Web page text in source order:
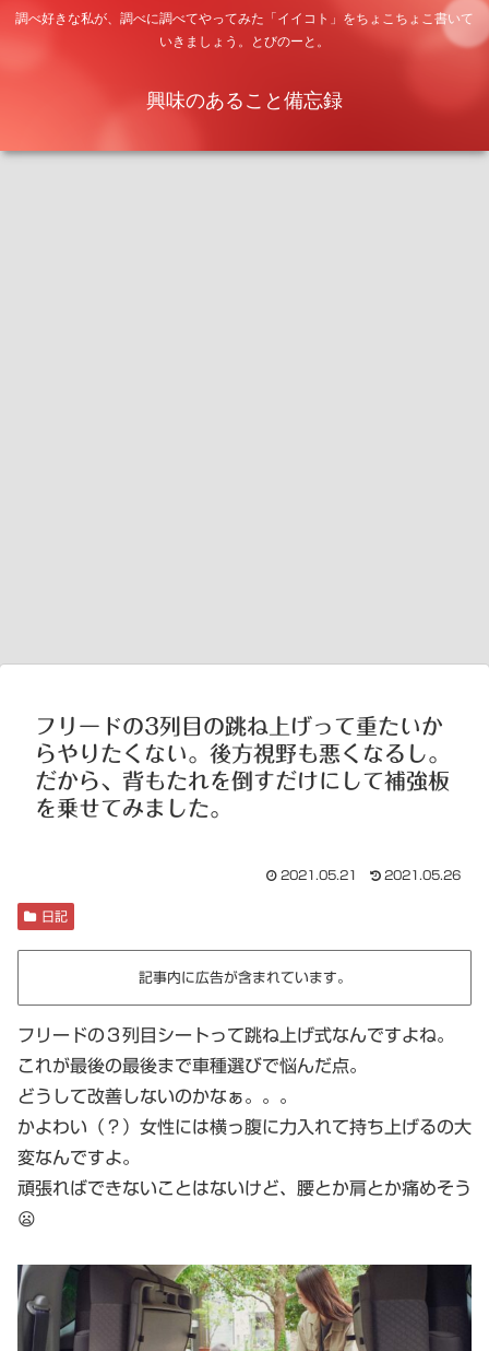
調べ好きな私が、調べに調べてやってみた「イイコト」をちょこちょこ書いて
いきましょう。とびのーと。
興味のあること備忘録
フリードの3列目の跳ね上げって重たいか
らやりたくない。後方視野も悪くなるし。
だから、背もたれを倒すだけにして補強板
を乗せてみました。
2021.05.21 2021.05.26
日記
記事内に広告が含まれています。
フリードの３列目シートって跳ね上げ式なんですよね。
これが最後の最後まで車種選びで悩んだ点。
どうして改善しないのかなぁ。。。
かよわい（？）女性には横っ腹に力入れて持ち上げるの大
変なんですよ。
頑張ればできないことはないけど、腰とか肩とか痛めそう
😦